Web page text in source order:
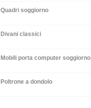
Quadri soggiorno
Divani classici
Mobili porta computer soggiorno
Poltrone a dondolo